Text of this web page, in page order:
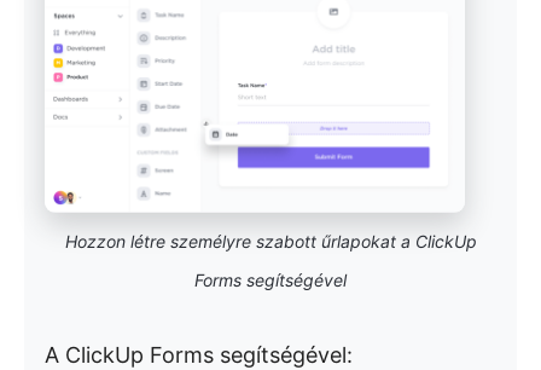
Hozzon létre személyre szabott űrlapokat a ClickUp
Forms segítségével
A ClickUp Forms segítségével: